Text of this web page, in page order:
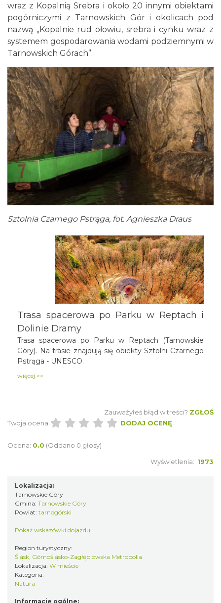
wraz z Kopalnią Srebra i około 20 innymi obiektami
pogórniczymi z Tarnowskich Gór i okolicach pod
nazwą „Kopalnie rud ołowiu, srebra i cynku wraz z
systemem gospodarowania wodami podziemnymi w
Tarnowskich Górach”.
Sztolnia Czarnego Pstrąga, fot. Agnieszka Draus
Trasa spacerowa po Parku w Reptach i
Dolinie Dramy
Trasa spacerowa po Parku w Reptach (Tarnowskie
Góry). Na trasie znajdują się obiekty Sztolni Czarnego
Pstrąga - UNESCO.
więcej >>
Zauważyłeś błąd w treści? ZGŁOŚ
Twoja ocena:
DODAJ OCENĘ
Ocena: 0.0 (Oddano 0 głosy)
Wyświetlenia: 1973
Lokalizacja:
Tarnowskie Góry
Gmina: Tarnowskie Góry
Powiat: tarnogórski
Pokaż wskazówki dojazdu
Region turystyczny:
Śląsk, Górnośląsko-Zagłębiowska Metropolia
Lokalizacja: W mieście
Kategoria:
Natura
Informacje ogólne: